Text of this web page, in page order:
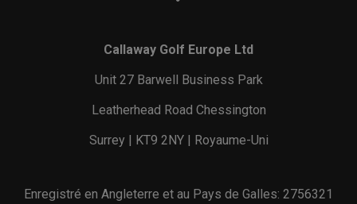
Callaway Golf Europe Ltd
Unit 27 Barwell Business Park
Leatherhead Road Chessington
Surrey | KT9 2NY | Royaume-Uni
Enregistré en Angleterre et au Pays de Galles: 2756321